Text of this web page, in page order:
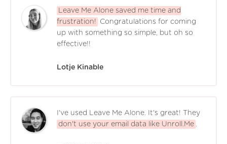
Leave Me Alone saved me time and
frustration!
Congratulations for coming
up with something so simple, but oh so
effective!!
Lotje Kinable
I've used Leave Me Alone. It's great! They
don't use your email data like Unroll.Me .